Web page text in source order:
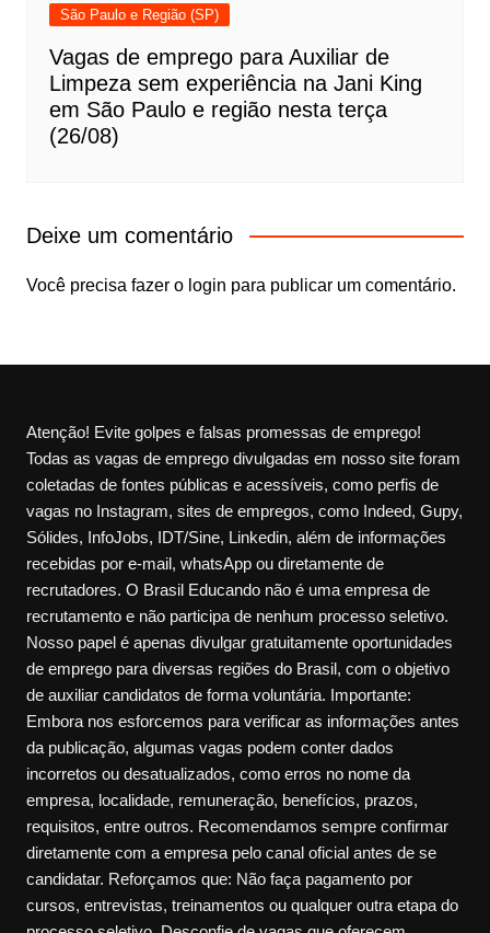
São Paulo e Região (SP)
Vagas de emprego para Auxiliar de
Limpeza sem experiência na Jani King
em São Paulo e região nesta terça
(26/08)
Deixe um comentário
Você precisa fazer o login para publicar um comentário.
Atenção! Evite golpes e falsas promessas de emprego!
Todas as vagas de emprego divulgadas em nosso site foram
coletadas de fontes públicas e acessíveis, como perfis de
vagas no Instagram, sites de empregos, como Indeed, Gupy,
Sólides, InfoJobs, IDT/Sine, Linkedin, além de informações
recebidas por e-mail, whatsApp ou diretamente de
recrutadores. O Brasil Educando não é uma empresa de
recrutamento e não participa de nenhum processo seletivo.
Nosso papel é apenas divulgar gratuitamente oportunidades
de emprego para diversas regiões do Brasil, com o objetivo
de auxiliar candidatos de forma voluntária. Importante:
Embora nos esforcemos para verificar as informações antes
da publicação, algumas vagas podem conter dados
incorretos ou desatualizados, como erros no nome da
empresa, localidade, remuneração, benefícios, prazos,
requisitos, entre outros. Recomendamos sempre confirmar
diretamente com a empresa pelo canal oficial antes de se
candidatar. Reforçamos que: Não faça pagamento por
cursos, entrevistas, treinamentos ou qualquer outra etapa do